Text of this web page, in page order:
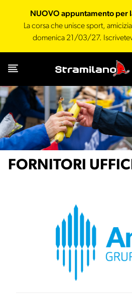
NUOVO appuntamento per
La corsa che unisce sport,
domenica 21/03/27.
FORNITORI